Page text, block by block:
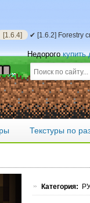
[1.6.4] ✔ [1.6.2] Forestry
Недорогокупить
Текстуры по
Категория: